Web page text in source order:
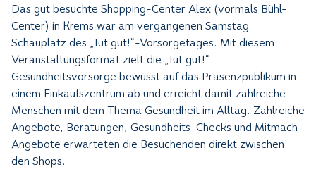
Das gut besuchte Shopping-Center Alex (vormals Bühl-
Center) in Krems war am vergangenen Samstag
Schauplatz des „Tut gut!“-Vorsorgetages. Mit diesem
Veranstaltungsformat zielt die „Tut gut!“
Gesundheitsvorsorge bewusst auf das Präsenzpublikum in
einem Einkaufszentrum ab und erreicht damit zahlreiche
Menschen mit dem Thema Gesundheit im Alltag. Zahlreiche
Angebote, Beratungen, Gesundheits-Checks und Mitmach-
Angebote erwarteten die Besuchenden direkt zwischen
den Shops.